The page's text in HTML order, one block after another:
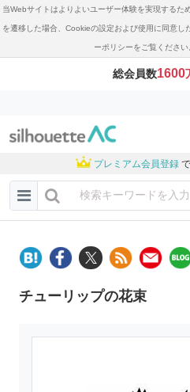
当Webサイトはよりよいユーザー体験を実現するた
を遷移した場合、Cookieの設定および使用に同意し
ーポリシーをご覧ください
総会員数1600
プレミアム会員登録
チューリップの花束